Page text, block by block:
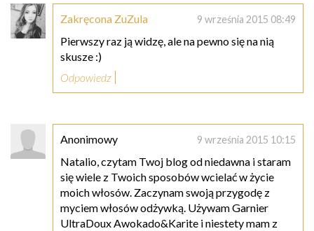
Zakręcona ZuZula 9 września 2015 08:49
Pierwszy raz ją widzę, ale na pewno się na nią
skusze :)
Odpowiedz
Anonimowy 9 września 2015 10:15
Natalio, czytam Twoj blog od niedawna i staram
się wiele z Twoich sposobów wcielać w życie
moich włosów. Zaczynam swoją przygodę z
myciem włosów odżywką. Używam Garnier
UltraDoux Awokado&Karite i niestety mam z